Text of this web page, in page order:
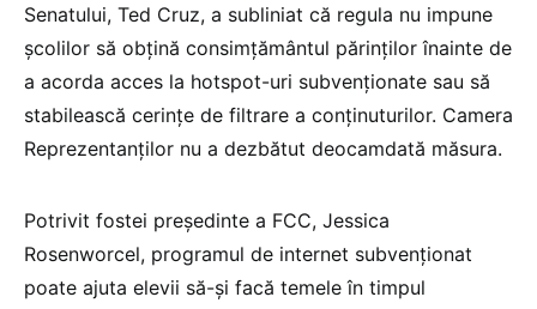
Senatului, Ted Cruz, a subliniat că regula nu impune
şcolilor să obţină consimţământul părinţilor înainte de
a acorda acces la hotspot-uri subvenţionate sau să
stabilească cerinţe de filtrare a conţinuturilor. Camera
Reprezentanţilor nu a dezbătut deocamdată măsura.
Potrivit fostei preşedinte a FCC, Jessica
Rosenworcel, programul de internet subvenţionat
poate ajuta elevii să-şi facă temele în timpul